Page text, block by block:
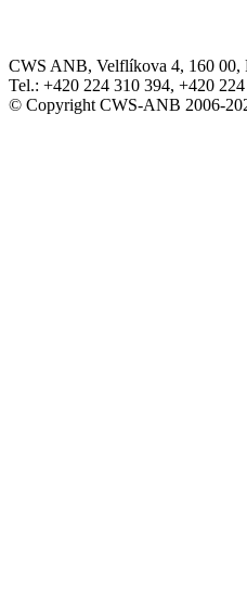
CWS ANB, Velflíkova 4, 160 00,
Tel.: +420 224 310 394, +420
© Copyright CWS-ANB 2006-